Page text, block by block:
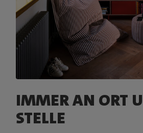
IMMER AN ORT
STELLE